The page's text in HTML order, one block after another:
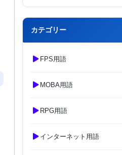
カテゴリー
FPS用語
MOBA用語
RPG用語
インターネット用語